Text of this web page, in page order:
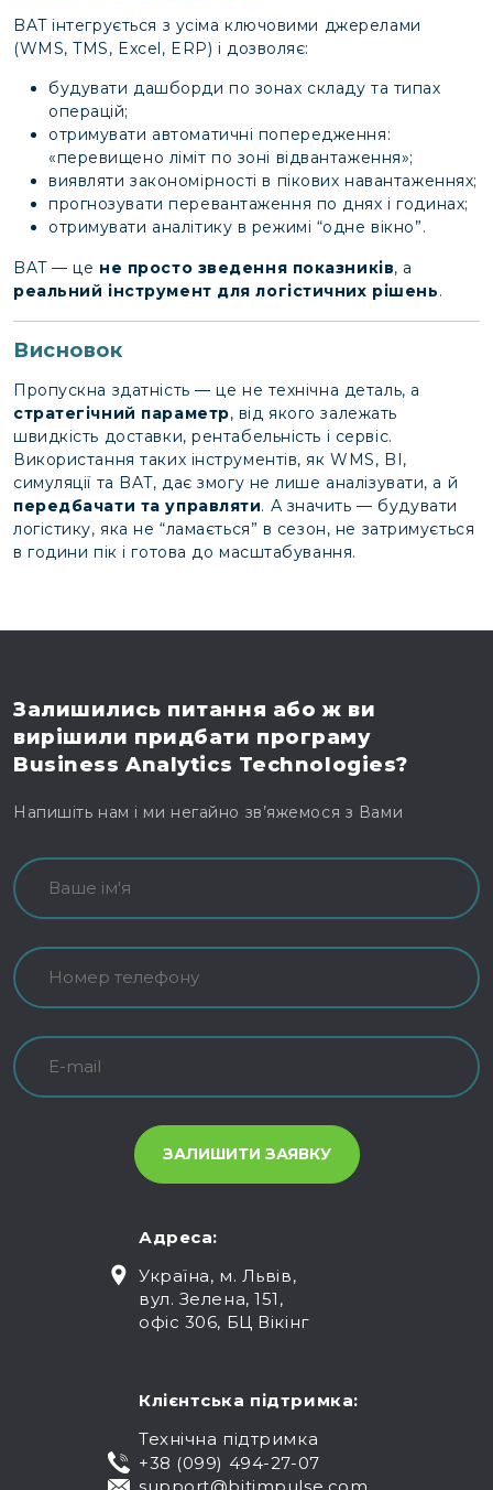
BAT інтегрується з усіма ключовими джерелами
(WMS, TMS, Excel, ERP) і дозволяє:
будувати дашборди по зонах складу та типах
операцій;
отримувати автоматичні попередження:
«перевищено ліміт по зоні відвантаження»;
виявляти закономірності в пікових навантаженнях;
прогнозувати перевантаження по днях і годинах;
отримувати аналітику в режимі “одне вікно”.
BAT — це не просто зведення показників, а
реальний інструмент для логістичних рішень.
Висновок
Пропускна здатність — це не технічна деталь, а
стратегічний параметр, від якого залежать
швидкість доставки, рентабельність і сервіс.
Використання таких інструментів, як WMS, BI,
симуляції та BAT, дає змогу не лише аналізувати, а й
передбачати та управляти. А значить — будувати
логістику, яка не “ламається” в сезон, не затримується
в години пік і готова до масштабування.
Залишились питання або ж ви
вирішили придбати програму
Business Analytics Technologies?
Напишіть нам і ми негайно зв’яжемося з Вами
Адреса:
Україна, м. Львів,
вул. Зелена, 151,
офіс 306, БЦ Вікінг
Клієнтська підтримка:
Технічна підтримка
+38 (099) 494-27-07